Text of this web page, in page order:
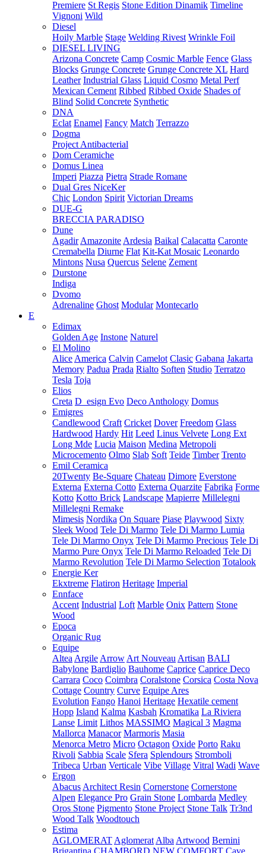
Premiere St Regis Stone Edition Dinamik Timeline
Vignoni Wild
Diesel
Hoily Marble Stage Welding Rivest Wrinkle Foil
DIESEL LIVING
Arizona Concrete Camp Cosmic Marble Fence Glass
Blocks Grunge Concrete Grunge Concrete XL Hard
Leather Industrial Glass Liquid Cosmo Metal Perf
Mexican Cement Ribbed Ribbed Oxide Shades of
Blind Solid Concrete Synthetic
DNA
Eclat Enamel Fancy Match Terrazzo
Dogma
Project Antibacterial
Dom Ceramiche
Domus Linea
Imperi Piazza Pietra Strade Romane
Dual Gres NiceKer
Chic London Spirit Victorian Dreams
DUE-G
BRECCIA PARADISO
Dune
Agadir Amazonite Ardesia Baikal Calacatta Caronte
Cremabella Diurne Flat Kit-Kat Mosaic Leonardo
Mintons Nusa Quercus Selene Zement
Durstone
Indiga
Dvomo
Adrenaline Ghost Modular Montecarlo
E
Edimax
Golden Age Instone Naturel
El Molino
Alice America Calvin Camelot Clasic Gabana Jakarta
Memory Padua Prada Rialto Soften Studio Terratzo
Tesla Toja
Elios
Creta D_esign Evo Deco Anthology Domus
Emigres
Candlewood Craft Cricket Dover Freedom Glass
Hardwood Hardy Hit Leed Linus Velvete Long Ext
Long Mde Lucia Maison Medina Metropoli
Microcemento Olmo Slab Soft Teide Timber Trento
Emil Ceramica
20Twenty Be-Square Chateau Dimore Everstone
Externa Externa Cotto Externa Quarzite Fabrika Forme
Kotto Kotto Brick Landscape Mapierre Millelegni
Millelegni Remake
Mimesis Nordika On Square Piase Playwood Sixty
Sleek Wood Tele Di Marmo Tele Di Marmo Lumia
Tele Di Marmo Onyx Tele Di Marmo Precious Tele Di
Marmo Pure Onyx Tele Di Marmo Reloaded Tele Di
Marmo Revolution Tele Di Marmo Selection Totalook
Energie Ker
Ekxtreme Flatiron Heritage Imperial
Ennface
Accent Industrial Loft Marble Onix Pattern Stone
Wood
Epoca
Organic Rug
Equipe
Altea Argile Arrow Art Nouveau Artisan BALI
Babylone Bardiglio Bauhome Caprice Caprice Deco
Carrara Coco Coimbra Coralstone Corsica Costa Nova
Cottage Country Curve Equipe Ares
Evolution Fango Hanoi Heritage Hexatile cement
Hopp Island Kalma Kasbah Kromatika La Riviera
Lanse Limit Lithos MASSIMO Magical 3 Magma
Mallorca Manacor Marmoris Masia
Menorca Metro Micro Octagon Oxide Porto Raku
Rivoli Sabbia Scale Sfera Splendours Stromboli
Tribeca Urban Verticale Vibe Village Vitral Wadi Wave
Ergon
Abacus Architect Resin Cornerstone Cornerstone
Alpen Elegance Pro Grain Stone Lombarda Medley
Oros Stone Pigmento Stone Project Stone Talk Tr3nd
Wood Talk Woodtouch
Estima
AGLOMERAT Aglomerat Alba Artwood Bernini